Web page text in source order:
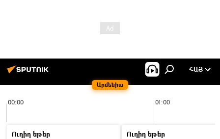
Արմենիա
ՀԱՅ
00:00 01:00
Ուղիղ եթեր
Ուղիղ եթեր